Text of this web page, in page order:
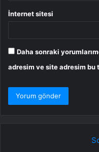
İnternet sitesi
Daha sonraki
adresim ve site adresim bu